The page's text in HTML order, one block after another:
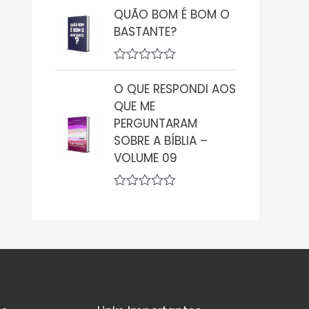
e
v
a
l
a
ç
o
0
d
e
5
QUÃO BOM É BOM O
BASTANTE?
A
v
a
l
i
a
ç
ã
o
0
d
O QUE RESPONDI AOS
QUE ME
PERGUNTARAM
SOBRE A BÍBLIA –
VOLUME 09